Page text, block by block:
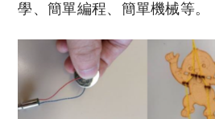
學、簡單編程、簡單機械等。